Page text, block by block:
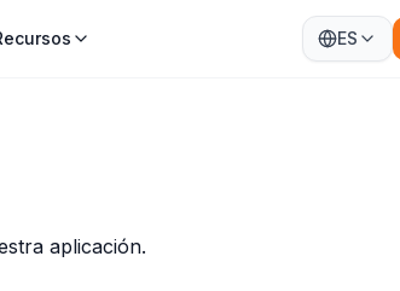
ES
aplicación.